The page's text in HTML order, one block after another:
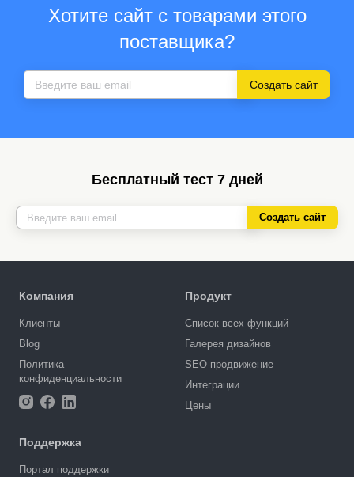
Хотите сайт с товарами этого
поставщика?
Создать сайт
Бесплатный тест 7 дней
Создать сайт
Компания
Клиенты
Blog
Политика
конфиденциальности
Продукт
Список всех функций
Галерея дизайнов
SEO-продвижение
Интеграции
Цены
Поддержка
Портал поддержки